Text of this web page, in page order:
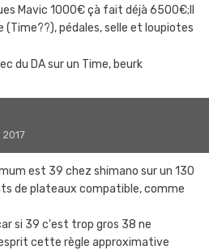
Mavic 1000€ çà fait déjà 6500€;Il
(Time??), pédales, selle et loupiotes
du DA sur un Time, beurk
est 39 chez shimano sur un 130
de plateaux compatible, comme
si 39 c'est trop gros 38 ne
cette règle approximative